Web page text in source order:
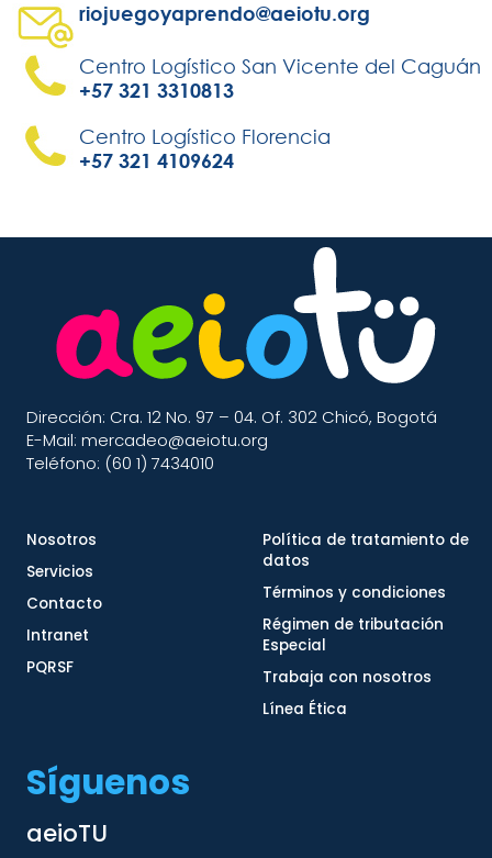
riojuegoyaprendo@aeiotu.org
Centro Logístico San Vicente del Caguán
+57 321 3310813
Centro Logístico Florencia
+57 321 4109624
Dirección: Cra. 12 No. 97 – 04. Of. 302 Chicó, Bogotá
E-Mail: mercadeo@aeiotu.org
Teléfono: (60 1) 7434010
Nosotros
Servicios
Contacto
Intranet
PQRSF
Política de tratamiento de
datos
Términos y condiciones
Régimen de tributación
Especial
Trabaja con nosotros
Línea Ética
Síguenos
aeioTU